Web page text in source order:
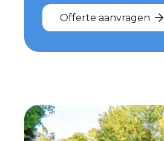
Offerte aanvragen